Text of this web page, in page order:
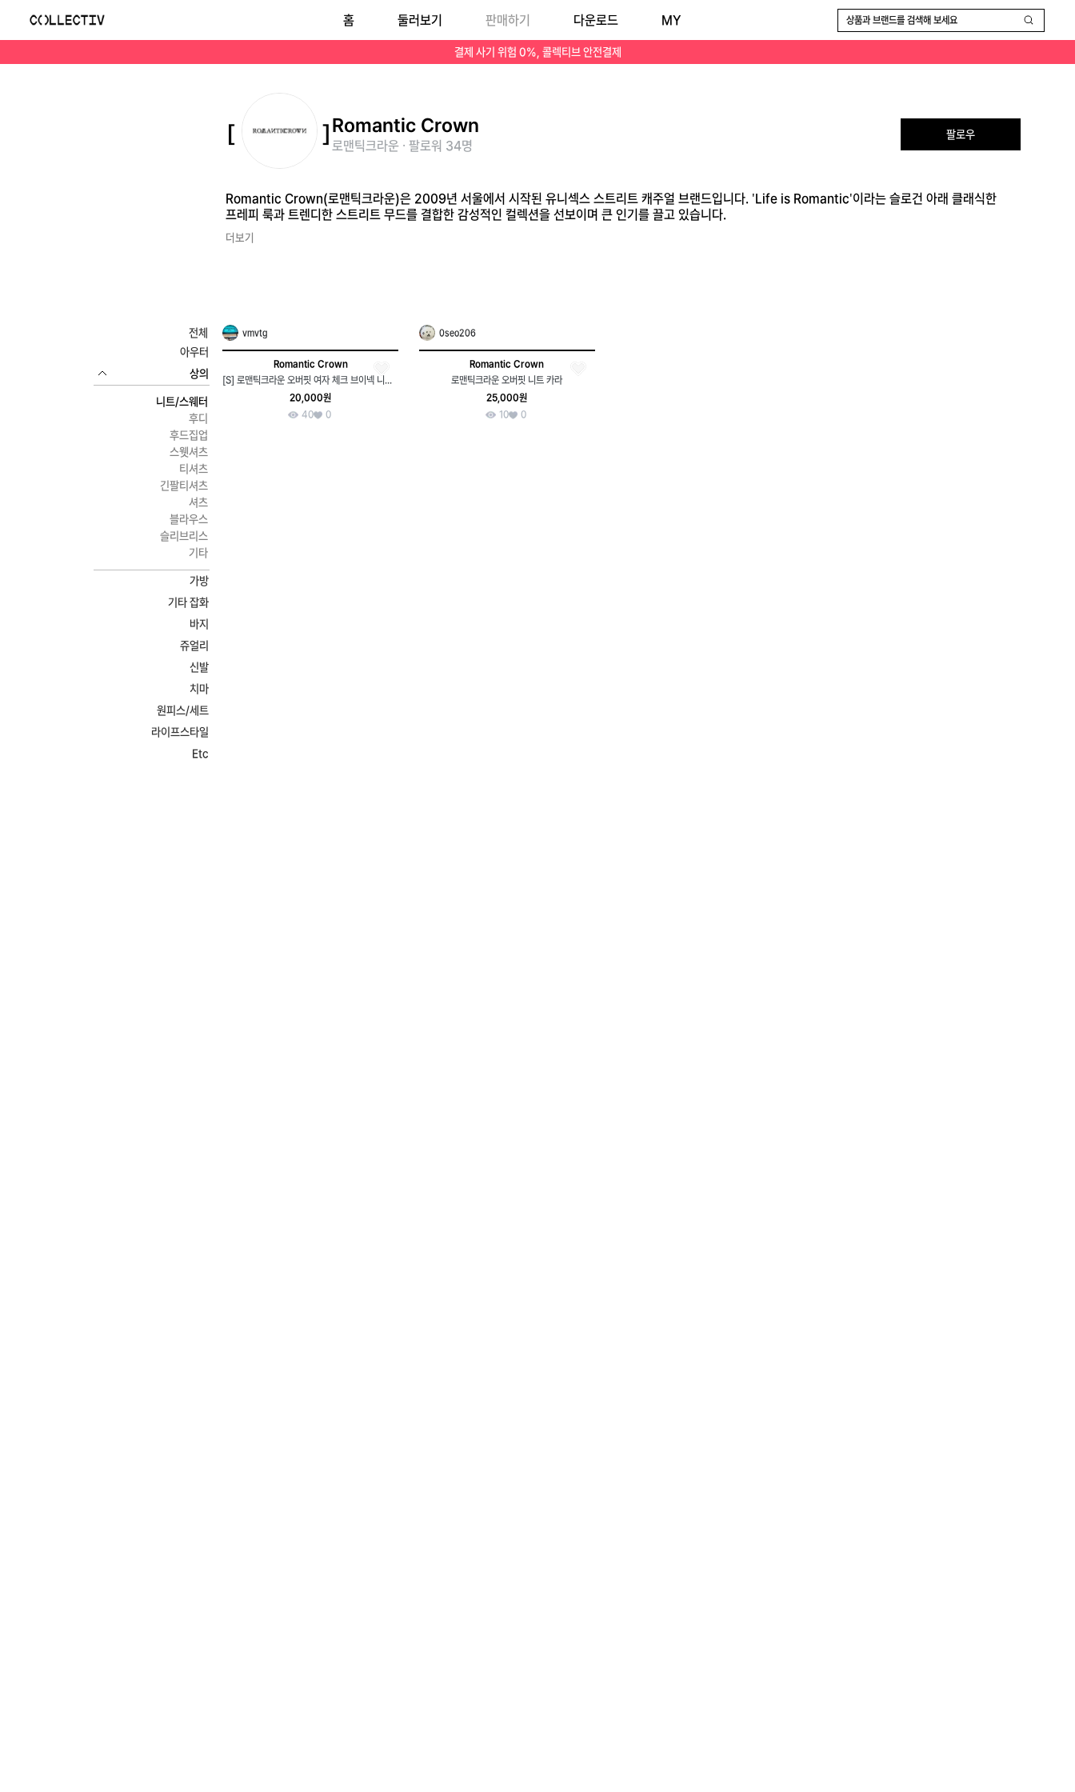
Romantic Crown(로맨틱크라운)은 2009년 서울에서 시작된 유니섹스 스트리트 캐주얼 브랜드입니다. 'Life is Romantic'이라는 슬로건 아래 클래식한 프레피 룩과 트렌디한 스트리트 무드를 결합한 감성적인 컬렉션을 선보이며 큰 인기를 끌고 있습니다.
결제 사기 위험 0%, 콜렉티브 안전결제
홈 둘러보기 판매하기 다운로드 MY 상품과 브랜드를 검색해 보세요
Romantic Crown
로맨틱크라운 · 팔로워 34명
팔로우
Romantic Crown(로맨틱크라운)은 2009년 서울에서 시작된 유니섹스 스트리트 캐주얼 브랜드입니다. 'Life is Romantic'이라는 슬로건 아래 클래식한
프레피 룩과 트렌디한 스트리트 무드를 결합한 감성적인 컬렉션을 선보이며 큰 인기를 끌고 있습니다.
더보기
전체
아우터
상의
니트/스웨터
후디
후드집업
스웻셔츠
티셔츠
긴팔티셔츠
셔츠
블라우스
슬리브리스
기타
가방
기타 잡화
바지
쥬얼리
신발
치마
원피스/세트
라이프스타일
Etc
vmvtg
Romantic Crown
[S] 로맨틱크라운 오버핏 여자 체크 브이넥 니트웨어 빈티지
20,000원
40
0
0seo206
Romantic Crown
로맨틱크라운 오버핏 니트 카라
25,000원
10
0